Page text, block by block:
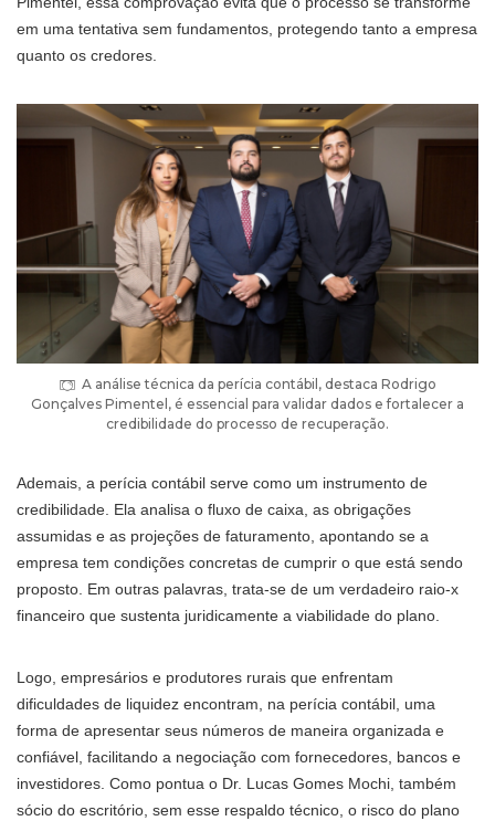
em uma tentativa sem fundamentos, protegendo tanto a empresa
quanto os credores.
A análise técnica da perícia contábil, destaca Rodrigo
Gonçalves Pimentel, é essencial para validar dados e fortalecer a
credibilidade do processo de recuperação.
Ademais, a perícia contábil serve como um instrumento de
credibilidade. Ela analisa o fluxo de caixa, as obrigações
assumidas e as projeções de faturamento, apontando se a
empresa tem condições concretas de cumprir o que está sendo
proposto. Em outras palavras, trata-se de um verdadeiro raio-x
financeiro que sustenta juridicamente a viabilidade do plano.
Logo, empresários e produtores rurais que enfrentam
dificuldades de liquidez encontram, na perícia contábil, uma
forma de apresentar seus números de maneira organizada e
confiável, facilitando a negociação com fornecedores, bancos e
investidores. Como pontua o Dr. Lucas Gomes Mochi, também
sócio do escritório, sem esse respaldo técnico, o risco do plano